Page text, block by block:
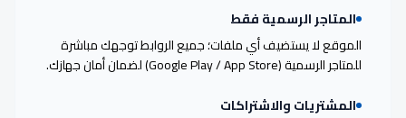
المتاجر الرسمية فقط
الموقع لا يستضيف أي ملفات؛ جميع الروابط توجهك مباشرة
للمتاجر الرسمية (Google Play / App Store) لضمان أمان جهازك.
المشتريات والاشتراكات